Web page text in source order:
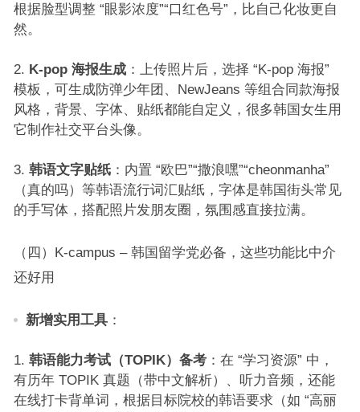
根据脸型调整 “眼影浓度”“口红色号”，比自己化妆更自
然。​
K-pop 海报生成：上传照片后，选择 “K-pop 海报”
模板，可生成防弹少年团、NewJeans 等组合同款海报
风格，背景、字体、贴纸都能自定义，很多韩国女生用
它制作社交平台头像。​
韩语文字贴纸：内置 “欧巴”“撒浪嘿”“cheonmanha”
（真的吗）等韩语流行词汇贴纸，字体是韩国街头常见
的手写体，搭配照片发朋友圈，氛围感直接拉满。​
（四）K-campus – 韩国留学党必备，这些功能比中介
还好用​
新增实用工具：​
韩语能力考试（TOPIK）备考：在 “学习资源” 中，
有历年 TOPIK 真题（带中文解析）、听力音频，还能
在线打卡背单词，根据目标院校的韩语要求（如 “高丽